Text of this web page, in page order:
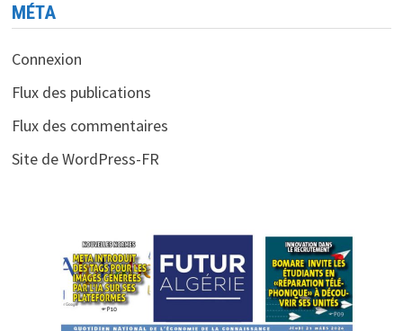
MÉTA
Connexion
Flux des publications
Flux des commentaires
Site de WordPress-FR